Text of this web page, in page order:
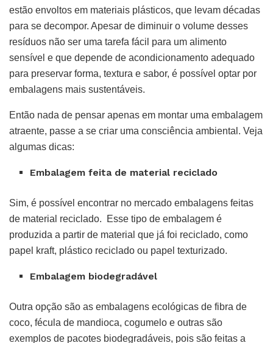
estão envoltos em materiais plásticos, que levam décadas
para se decompor. Apesar de diminuir o volume desses
resíduos não ser uma tarefa fácil para um alimento
sensível e que depende de acondicionamento adequado
para preservar forma, textura e sabor, é possível optar por
embalagens mais sustentáveis.
Então nada de pensar apenas em montar uma embalagem
atraente, passe a se criar uma consciência ambiental. Veja
algumas dicas:
Embalagem feita de material reciclado
Sim, é possível encontrar no mercado embalagens feitas
de material reciclado. Esse tipo de embalagem é
produzida a partir de material que já foi reciclado, como
papel kraft, plástico reciclado ou papel texturizado.
Embalagem biodegradável
Outra opção são as embalagens ecológicas de fibra de
coco, fécula de mandioca, cogumelo e outras são
exemplos de pacotes biodegradáveis, pois são feitas a